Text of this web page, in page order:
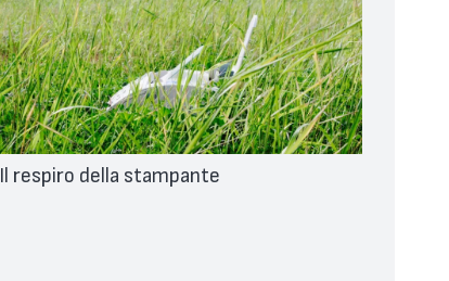
Il respiro della stampante